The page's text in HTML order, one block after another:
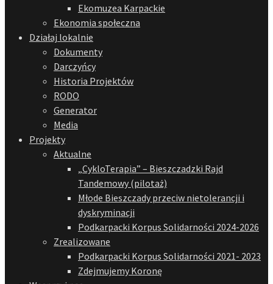
Ekomuzea Karpackie
Ekonomia społeczna
Działaj lokalnie
Dokumenty
Darczyńcy
Historia Projektów
RODO
Generator
Media
Projekty
Aktualne
„CykloTerapia” – Bieszczadzki Rajd
Tandemowy (pilotaż)
Młode Bieszczady przeciw nietolerancji i
dyskryminacji
Podkarpacki Korpus Solidarności 2024-2026
Zrealizowane
Podkarpacki Korpus Solidarności 2021- 2023
Zdejmujemy Koronę